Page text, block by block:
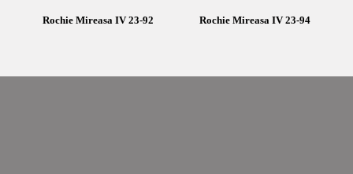
Rochie Mireasa IV 23-92 Rochie Mireasa IV 23-94